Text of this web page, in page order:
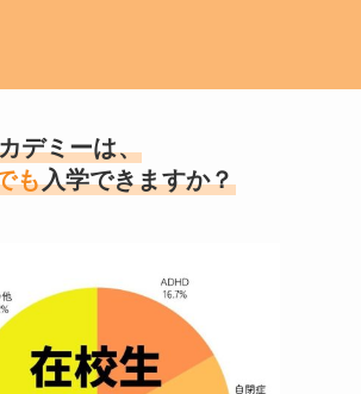
デミーは、
も入学できますか？